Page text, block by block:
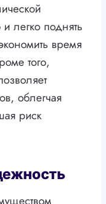
легко поднять
время
того,
облегчая
риск